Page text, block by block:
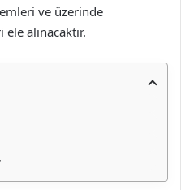
ve üzerinde
alınacaktır.